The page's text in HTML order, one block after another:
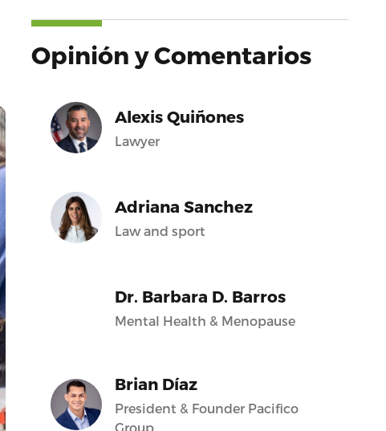
Opinión y Comentarios
Alexis Quiñones
Lawyer
Adriana Sanchez
Law and sport
Dr. Barbara D. Barros
Mental Health & Menopause
Brian Díaz
President & Founder Pacifico
Group